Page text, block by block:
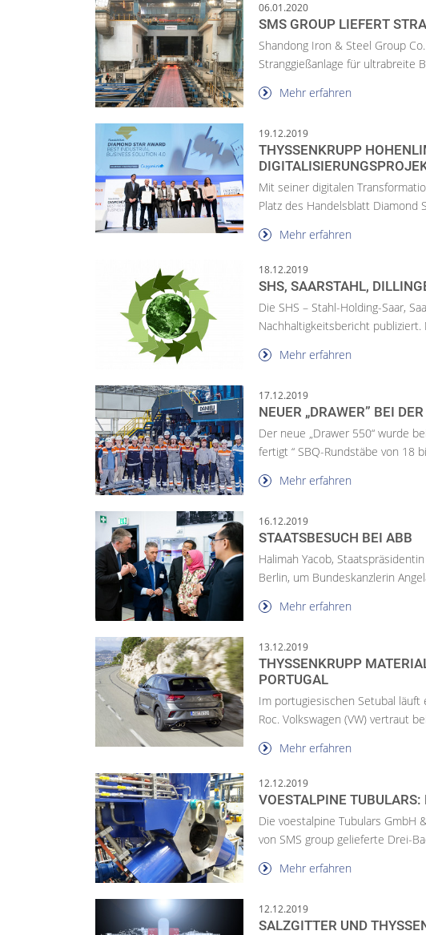
06.01.2020
SMS GROUP LIEFERT
Shandong Iron & Steel Group
Stranggießanlage für ultrabreite
Mehr erfahren
19.12.2019
THYSSENKRUPP
Mit seiner digitalen
Platz des Handelsblatt Diamond
Mehr erfahren
18.12.2019
SHS, SAARSTAHL,
Die SHS – Stahl-Holding-Saar,
Nachhaltigkeitsbericht
Mehr erfahren
17.12.2019
NEUER „DRAWER” BEI
Der neue „Drawer 550“ wurde
fertigt “ SBQ-Rundstäbe von 18
Mehr erfahren
16.12.2019
STAATSBESUCH BEI ABB
Halimah Yacob,
Berlin, um Bundeskanzlerin
Mehr erfahren
13.12.2019
THYSSENKRUPP
PORTUGAL
Im portugiesischen Setubal läuft
Roc. Volkswagen (VW) vertraut
Mehr erfahren
12.12.2019
VOESTALPINE TUBULARS:
Die voestalpine Tubulars GmbH
von SMS group gelieferte Drei-
Mehr erfahren
12.12.2019
SALZGITTER UND